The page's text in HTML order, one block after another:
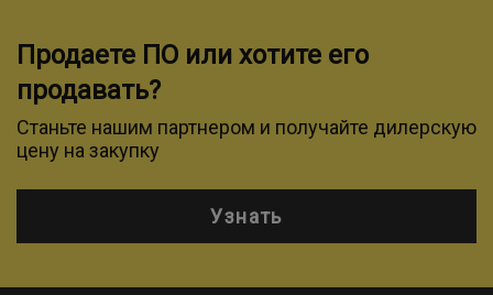
Продаете ПО или хотите его
продавать?
Станьте нашим партнером и получайте дилерскую
цену на закупку
Узнать